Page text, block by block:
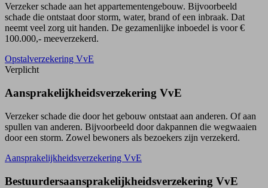
Verzeker schade aan het appartementen­gebouw. Bijvoorbeeld
schade die ontstaat door storm, water, brand of een inbraak. Dat
neemt veel zorg uit handen. De gezamenlijke inboedel is voor ­€
100.000,- meeverzekerd.
Opstalverzekering VvE
Verplicht
Aansprakelijk­heids­­verzekering VvE
Verzeker schade die door het gebouw ontstaat aan anderen. Of aan
spullen van anderen. Bijvoorbeeld door dakpannen die wegwaaien
door een storm. Zowel bewoners als bezoekers zijn verzekerd.
Aansprakelijkheids­verzekering VvE
Bestuurders­aansprakelijkheids­verzekering VvE